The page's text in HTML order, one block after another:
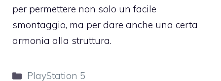
per permettere non solo un facile
smontaggio, ma per dare anche una certa
armonia alla struttura.
Categorie
PlayStation 5